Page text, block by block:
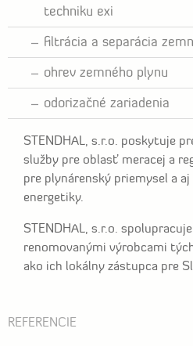
techniku exi
filtrácia a separácia
ohrev zemného plynu
odorizačné zariadenia
STENDHAL, s.r.o. poskytuje
služby pre oblasť meracej a
pre plynárenský priemysel a
energetiky.
STENDHAL, s.r.o.
renomovanými výrobcami
ako ich lokálny zástupca pre
REFERENCIE